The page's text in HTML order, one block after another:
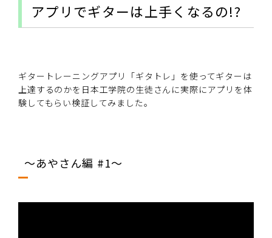
アプリでギターは上手くなるの!?
ギタートレーニングアプリ「ギタトレ」を使ってギターは
上達するのかを日本工学院の生徒さんに実際にアプリを体
験してもらい検証してみました。
～あやさん編 #1～